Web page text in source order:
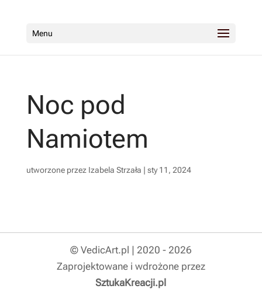
Menu
Noc pod
Namiotem
utworzone przez Izabela Strzała | sty 11, 2024
© VedicArt.pl | 2020 - 2026
Zaprojektowane i wdrożone przez
SztukaKreacji.pl